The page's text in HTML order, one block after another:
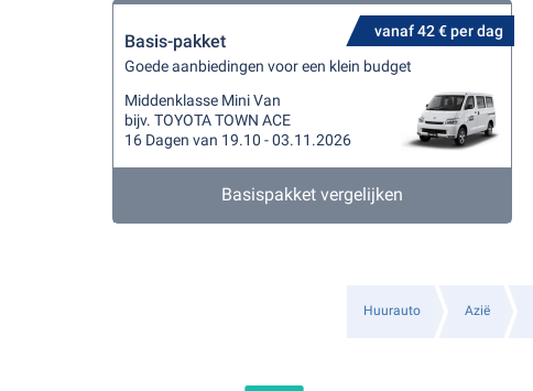
vanaf 42 € per dag
Basis-pakket
Goede aanbiedingen voor een klein budget
Middenklasse Mini Van
bijv. TOYOTA TOWN ACE
16 Dagen van 19.10 - 03.11.2026
Basispakket vergelijken
Huurauto Azië